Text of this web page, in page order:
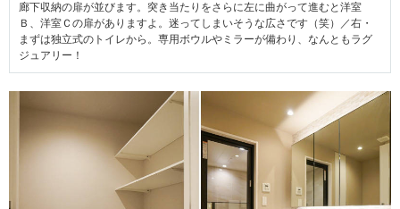
廊下収納の扉が並びます。突き当たりをさらに左に曲がって進むと洋室
Ｂ、洋室Ｃの扉がありますよ。迷ってしまいそうな広さです（笑）／右・
まずは独立式のトイレから。専用ボウルやミラーが備わり、なんともラグ
ジュアリー！